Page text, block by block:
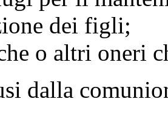
dei figli;
o altri oneri
dalla